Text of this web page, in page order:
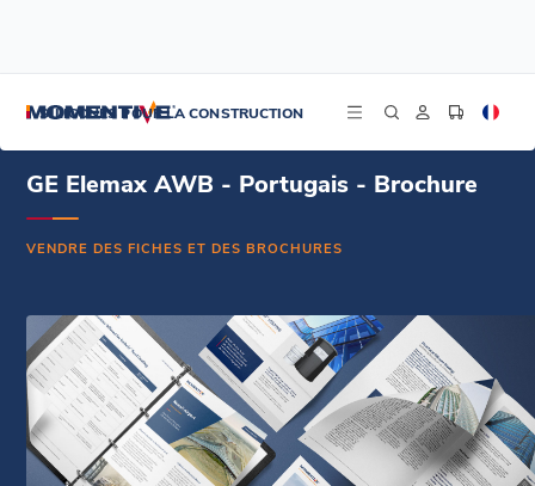
SILICONES POUR LA CONSTRUCTION
GE Elemax AWB - Portugais - Brochure
GE Elemax AWB - Portugais - Brochure
VENDRE DES FICHES ET DES BROCHURES